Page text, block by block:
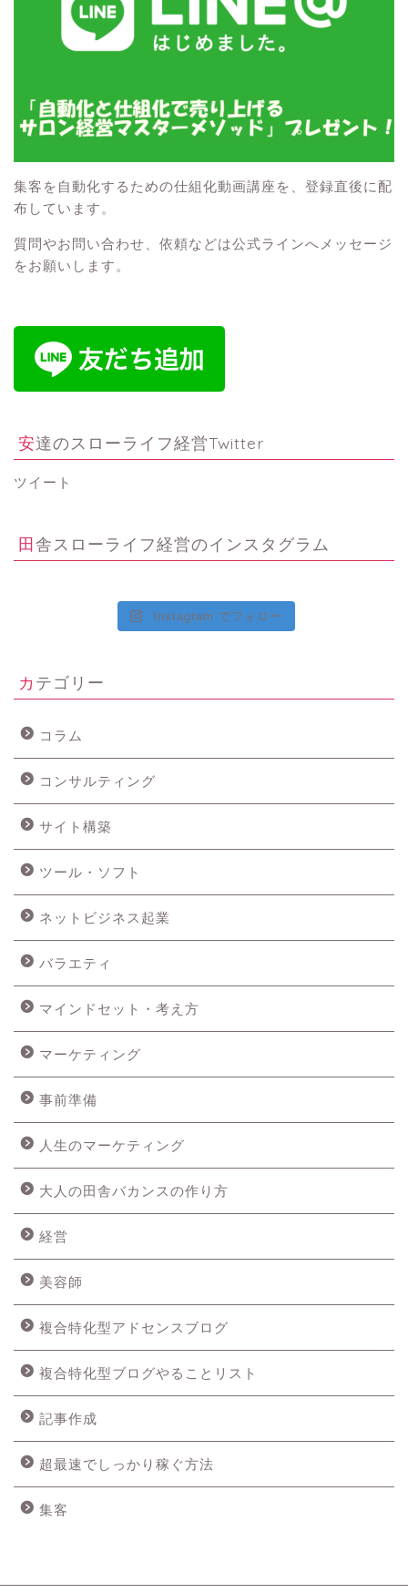
集客を自動化するための仕組化動画講座を、登録直後に配
布しています。
質問やお問い合わせ、依頼などは公式ラインへメッセージ
をお願いします。
安達のスローライフ経営Twitter
ツイート
田舎スローライフ経営のインスタグラム
Instagram でフォロー
カテゴリー
コラム
コンサルティング
サイト構築
ツール・ソフト
ネットビジネス起業
バラエティ
マインドセット・考え方
マーケティング
事前準備
人生のマーケティング
大人の田舎バカンスの作り方
経営
美容師
複合特化型アドセンスブログ
複合特化型ブログやることリスト
記事作成
超最速でしっかり稼ぐ方法
集客